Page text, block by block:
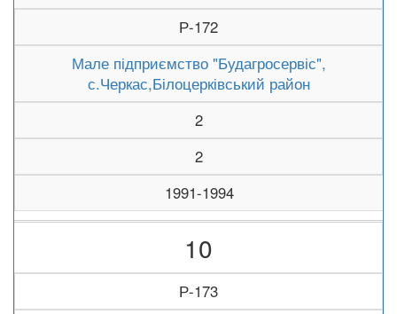
Р-172
Мале підприємство "Будагросервіс",
с.Черкас,Білоцерківський район
2
2
1991-1994
10
Р-173